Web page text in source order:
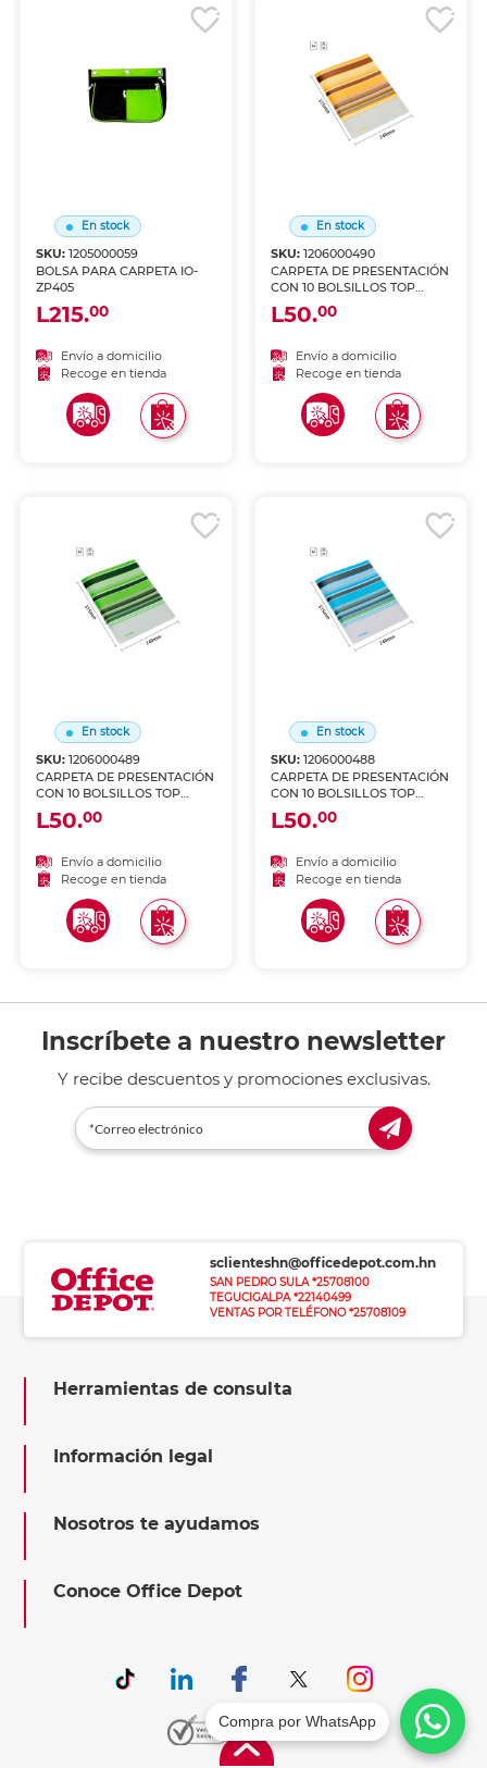
En stock
SKU:1205000059
BOLSA PARA CARPETA IO-
ZP405
L215.00
Envío a domicilio
Recoge en tienda
En stock
SKU: 1206000490
CARPETA DE PRESENTACIÓN
CON 10 BOLSILLOS TOP
TEAM AMARILLO
L50.00
Envío a domicilio
Recoge en tienda
En stock
SKU:1206000489
CARPETA DE PRESENTACIÓN
CON 10 BOLSILLOS TOP
TEAM VERDE
L50.00
Envío a domicilio
Recoge en tienda
En stock
SKU: 1206000488
CARPETA DE PRESENTACIÓN
CON 10 BOLSILLOS TOP
TEAM AZUL
L50.00
Envío a domicilio
Recoge en tienda
Inscríbete a nuestro newsletter
Y recibe descuentos y promociones exclusivas.
sclienteshn@officedepot.com.hn
SAN PEDRO SULA *25708100
TEGUCIGALPA *22140499
VENTAS POR TELÉFONO *25708109
Herramientas de consulta
Información legal
Nosotros te ayudamos
Conoce Office Depot
Compra por WhatsApp